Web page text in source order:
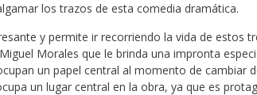
los trazos de esta comedia dramática.
y permite ir recorriendo la vida de estos
Morales que le brinda una impronta
un papel central al momento de cambiar
un lugar central en la obra, ya que es